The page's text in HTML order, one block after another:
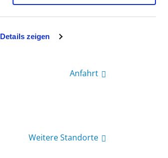
Details zeigen
Anfahrt
Weitere Standorte